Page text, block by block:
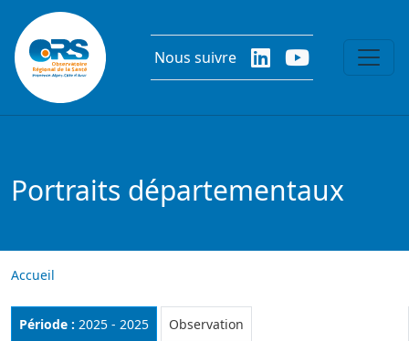
Aller au contenu principal
Nous suivre
Portraits départementaux
Accueil
Période : 2025 - 2025 Rubrique :
Observation